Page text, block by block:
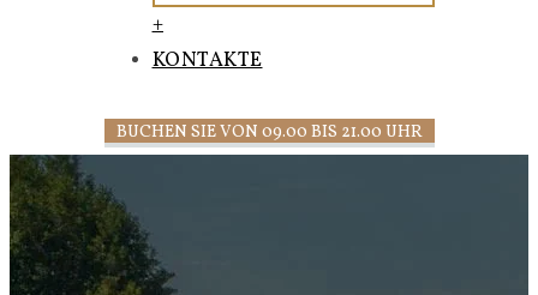
+
KONTAKTE
BUCHEN SIE VON 09.00 BIS 21.00 UHR